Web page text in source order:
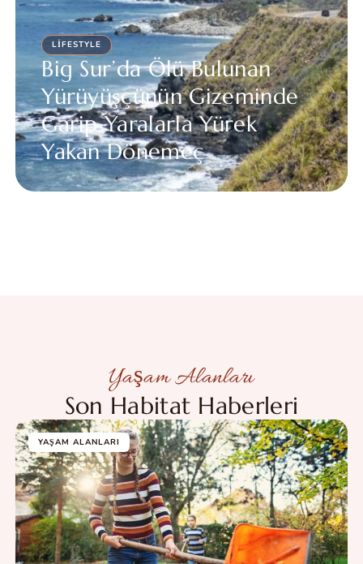
LIFESTYLE
Big Sur’da Ölü Bulunan
Yürüyüşçünün Gizeminde
Garip Yaralarla Yürek
Yakan Dönemeç
Yaşam Alanları
Son Habitat Haberleri
YAŞAM ALANLARI